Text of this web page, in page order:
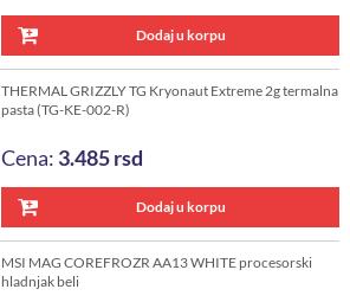
Dodaj u korpu
THERMAL GRIZZLY TG Kryonaut Extreme 2g termalna
pasta (TG-KE-002-R)
Cena: 3.485rsd
Dodaj u korpu
MSI MAG COREFROZR AA13 WHITE procesorski
hladnjak beli